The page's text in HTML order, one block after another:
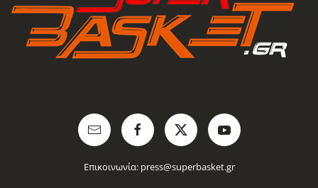
Επικοινωνία: press@superbasket.gr